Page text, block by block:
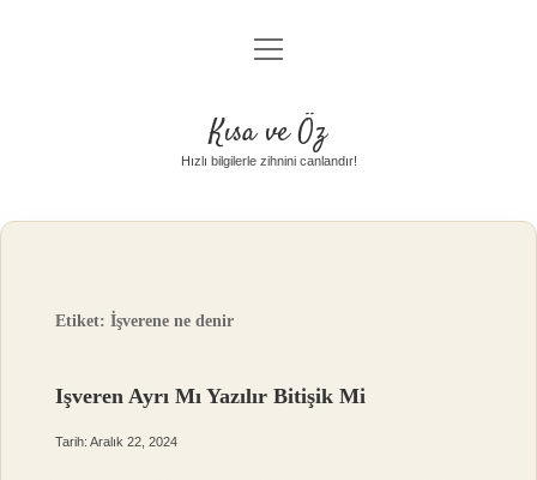
Anasayfa
Yasal Uyarı
menüyü
aç
Kısa ve Öz
Hızlı bilgilerle zihnini canlandır!
Etiket:İşverene ne denir
Işveren Ayrı Mı Yazılır Bitişik Mi
Tarih: Aralık 22, 2024